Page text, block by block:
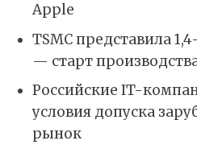
Apple
TSMC представила
— старт
Российские IT-
условия допуска
рынок